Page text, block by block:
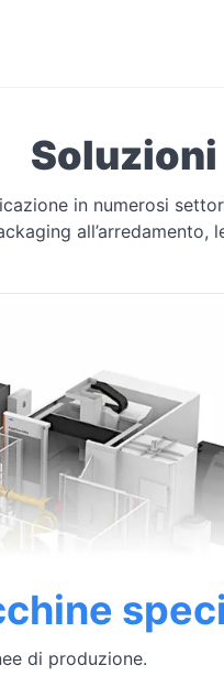
Soluzioni
in numerosi
di produzione.